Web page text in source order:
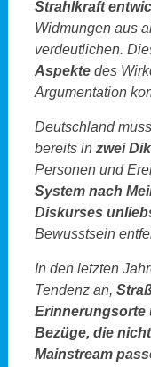
Strahlkraft
Widmungen aus
verdeutlichen.
Aspektedes
Argumentation
Deutschland
bereits in zwei
Personen und
System nach
Diskurses
Bewusstsein
In den letzten
Tendenz an,
Erinnerungsorte
Bezüge, die
Mainstream